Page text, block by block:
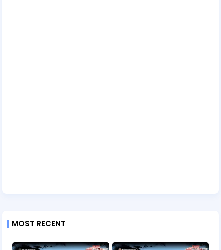
MOST RECENT